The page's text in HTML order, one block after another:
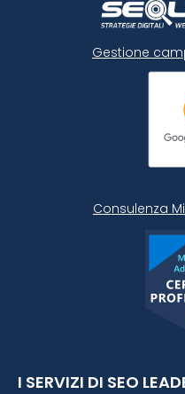
Gestione
Consulenza
I SERVIZI DI SEO